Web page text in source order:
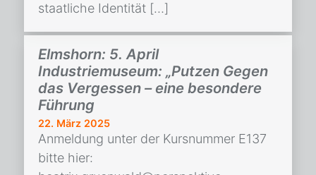
staatliche Identität […]
Elmshorn: 5. April
Industriemuseum: „Putzen Gegen
das Vergessen – eine besondere
Führung
22. März 2025
Anmeldung unter der Kursnummer E137
bitte hier: